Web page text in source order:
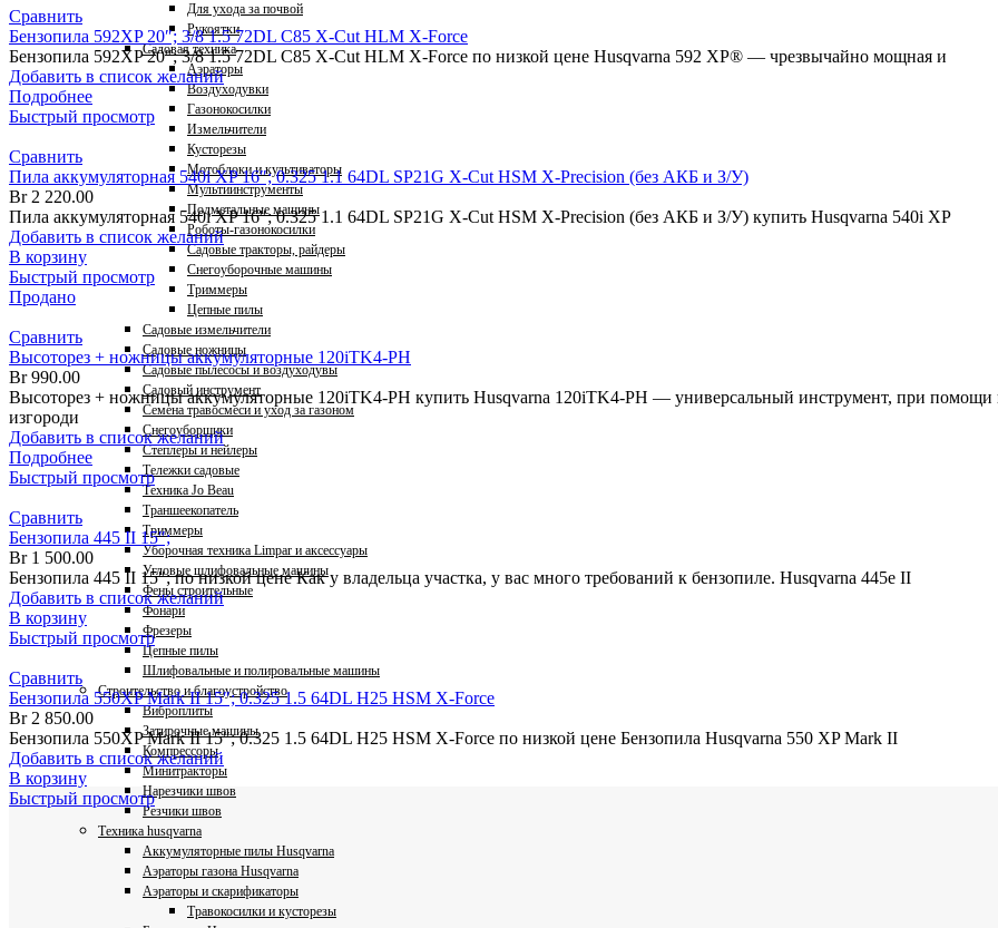
Для ухода за почвой
Рукоятки
Садовая техника
Аэраторы
Воздуходувки
Газонокосилки
Измельчители
Кусторезы
Мотоблоки и культиваторы
Мультиинструменты
Подметальные машины
Роботы-газонокосилки
Садовые тракторы, райдеры
Снегоуборочные машины
Триммеры
Цепные пилы
Садовые измельчители
Садовые ножницы
Садовые пылесосы и воздуходувы
Садовый инструмент
Семена травосмеси и уход за газоном
Снегоуборщики
Степлеры и нейлеры
Тележки садовые
Техника Jo Beau
Траншеекопатель
Триммеры
Уборочная техника Limpar и аксессуары
Угловые шлифовальные машины
Фены строительные
Фонари
Фрезеры
Цепные пилы
Шлифовальные и полировальные машины
Строительство и благоустройство
Виброплиты
Затирочные машины
Компрессоры
Минитракторы
Нарезчики швов
Резчики швов
Техника husqvarna
Аккумуляторные пилы Husqvarna
Аэраторы газона Husqvarna
Аэраторы и скарификаторы
Травокосилки и кусторезы
Сравнить
Бензопила 592XP 20″; 3/8 1.5 72DL C85 X-Cut HLM X-Force
Бензопила 592XP 20″; 3/8 1.5 72DL C85 X-Cut HLM X-Force по низкой цене Husqvarna 592 XP® — чрезвычайно мощная и
Добавить в список желаний
Подробнее
Быстрый просмотр
Сравнить
Пила аккумуляторная 540i XP 16″; 0.325 1.1 64DL SP21G X-Cut HSM X-Precision (без АКБ и З/У)
Br2 220.00
Пила аккумуляторная 540i XP 16″; 0.325 1.1 64DL SP21G X-Cut HSM X-Precision (без АКБ и З/У) купить Husqvarna 540i XP
Добавить в список желаний
В корзину
Быстрый просмотр
Продано
Сравнить
Высоторез + ножницы аккумуляторные 120iTK4-PH
Br990.00
Высоторез + ножницы аккумуляторные 120iTK4-PH купить Husqvarna 120iTK4-PH — универсальный инструмент, при помощи
изгороди
Добавить в список желаний
Подробнее
Быстрый просмотр
Сравнить
Бензопила 445 II 15″;
Br1 500.00
Бензопила 445 II 15″; по низкой цене Как у владельца участка, у вас много требований к бензопиле. Husqvarna 445e II
Добавить в список желаний
В корзину
Быстрый просмотр
Сравнить
Бензопила 550XP Mark II 15″; 0.325 1.5 64DL H25 HSM X-Force
Br2 850.00
Бензопила 550XP Mark II 15″; 0.325 1.5 64DL H25 HSM X-Force по низкой цене Бензопила Husqvarna 550 XP Mark II
Добавить в список желаний
В корзину
Быстрый просмотр